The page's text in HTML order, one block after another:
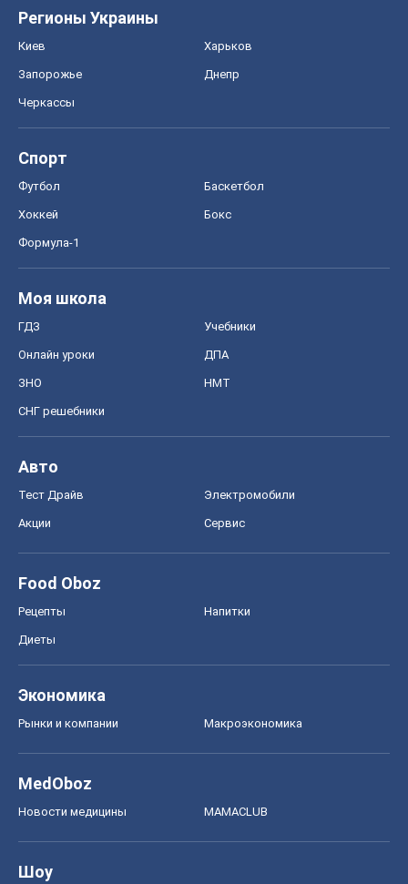
Регионы Украины
Киев Харьков
Запорожье Днепр
Черкассы
Спорт
Футбол Баскетбол
Хоккей Бокс
Формула-1
Моя школа
ГДЗ Учебники
Онлайн уроки ДПА
ЗНО НМТ
СНГ решебники
Авто
Тест Драйв Электромобили
Акции Сервис
Food Oboz
Рецепты Напитки
Диеты
Экономика
Рынки и компании Mакроэкономика
MedOboz
Новости медицины MAMACLUB
Шоу